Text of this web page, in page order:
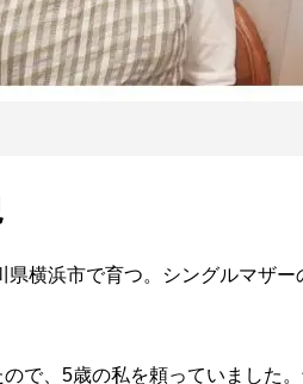
横浜市で育つ。シングルマザ
で、5歳の私を頼っていました